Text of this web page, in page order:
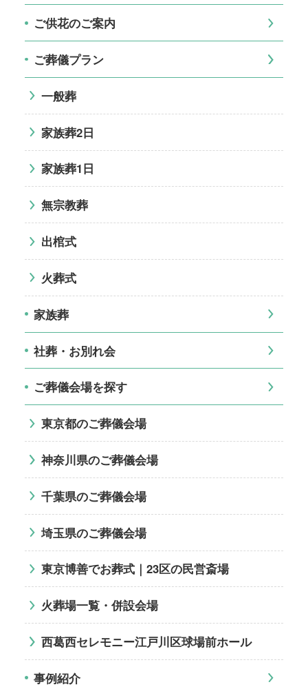
ご供花のご案内
ご葬儀プラン
一般葬
家族葬2日
家族葬1日
無宗教葬
出棺式
火葬式
家族葬
社葬・お別れ会
ご葬儀会場を探す
東京都のご葬儀会場
神奈川県のご葬儀会場
千葉県のご葬儀会場
埼玉県のご葬儀会場
東京博善でお葬式｜23区の民営斎場
火葬場一覧・併設会場
西葛西セレモニー江戸川区球場前ホール
事例紹介